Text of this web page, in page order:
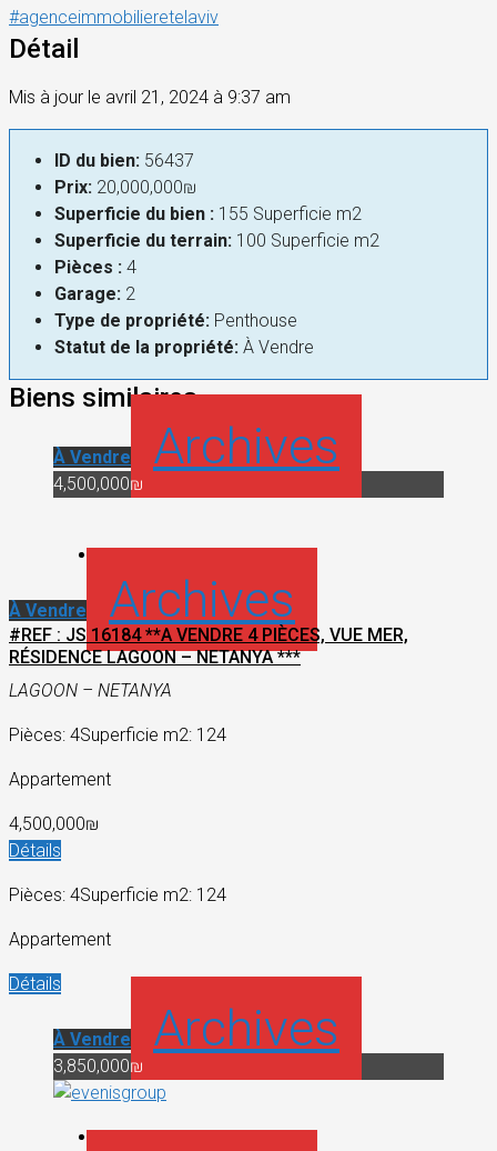
#agenceimmobilieretelaviv
Détail
Mis à jour le avril 21, 2024 à 9:37 am
ID du bien: 56437
Prix: 20,000,000₪
Superficie du bien : 155 Superficie m2
Superficie du terrain: 100 Superficie m2
Pièces : 4
Garage: 2
Type de propriété: Penthouse
Statut de la propriété: À Vendre
Biens similaires
À Vendre Archives
4,500,000₪
À Vendre Archives
#REF : JS 16184 **A VENDRE 4 PIÈCES, VUE MER,
RÉSIDENCE LAGOON – NETANYA ***
LAGOON – NETANYA
Pièces: 4Superficie m2: 124
Appartement
4,500,000₪
Détails
Pièces: 4Superficie m2: 124
Appartement
Détails
À Vendre Archives
3,850,000₪